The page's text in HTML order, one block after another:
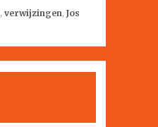
, verwijzingen, Jos